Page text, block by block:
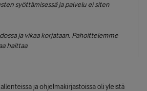
syöttämisessä ja palvelu ei siten
ja vikaa korjataan. Pahoittelemme
haittaa
ja ohjelmakirjastoissa oli yleistä